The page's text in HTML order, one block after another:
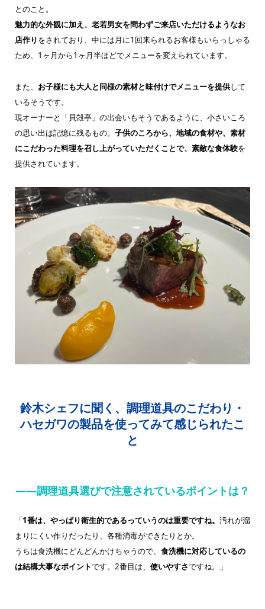
とのこと。
魅力的な外観に加え、老若男女を問わずご来店いただけるようなお
店作りをされており、中には月に1回来られるお客様もいらっしゃる
ため、1ヶ月から1ヶ月半ほどでメニューを変えられています。
また、 お子様にも大人と同様の素材と味付けでメニューを提供して
いるそうです。
現オーナーと「貝殻亭」の出会いもそうであるように、小さいころ
の思い出は記憶に残るもの。 子供のころから、地域の食材や、素材
にこだわった料理を召し上がっていただくことで、素敵な食体験を
提供されています。
鈴木シェフに聞く、調理道具のこだわり・
ハセガワの製品を使ってみて感じられたこ
と
——調理道具選びで注意されているポイントは？
「1番は、やっぱり衛生的であるっていうのは重要ですね。 汚れが溜
まりにくい作りだったり、各種消毒ができたりとか。
うちは食洗機にどんどんかけちゃうので、 食洗機に対応しているの
は結構大事なポイントです。2番目は、 使いやすさですね。」